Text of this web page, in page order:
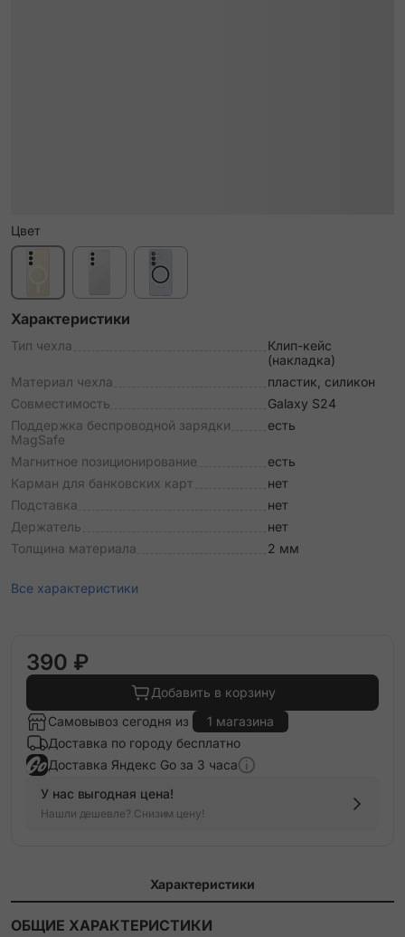
Цвет
Характеристики
Тип чехла
Клип-кейс
(накладка)
Материал чехла
пластик, силикон
Совместимость
Galaxy S24
Поддержка беспроводной зарядки
MagSafe
есть
Магнитное позиционирование
есть
Карман для банковских карт
нет
Подставка
нет
Держатель
нет
Толщина материала
2 мм
Все характеристики
390 ₽
Добавить в корзину
Самовывоз сегодня из
1 магазина
Доставка по городу бесплатно
Доставка Яндекс Go за 3 часа
У нас выгодная цена!
Нашли дешевле? Снизим цену!
Характеристики
ОБЩИЕ ХАРАКТЕРИСТИКИ